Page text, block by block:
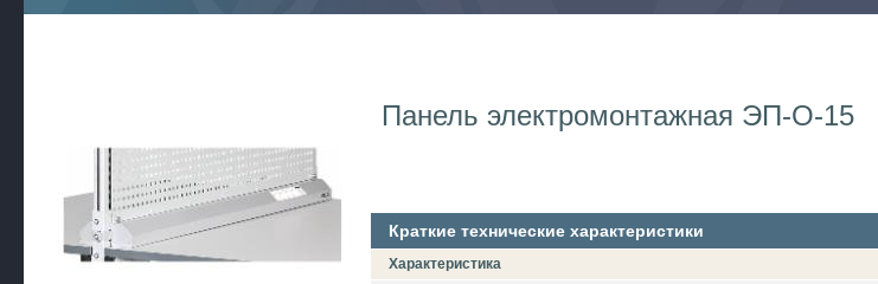
Панель электромонтажная ЭП-О-15
Краткие технические характеристики
Характеристика